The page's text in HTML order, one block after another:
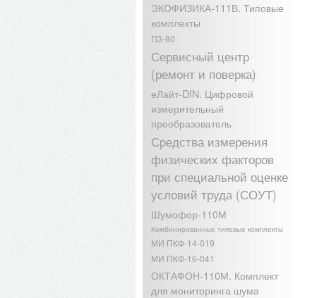
ЭКОФИЗИКА-111В. Типовые
комплекты
П3-80
Сервисный центр
(ремонт и поверка)
еЛайт-DIN. Цифровой
измерительный
преобразователь
Средства измерения
физических факторов
при специальной оценке
условий труда (СОУТ)
Шумофор-110М
Комбинированные типовые комплекты
МИ ПКФ-14-019
МИ ПКФ-16-041
ОКТАФОН-110М. Комплект
для мониторинга шума